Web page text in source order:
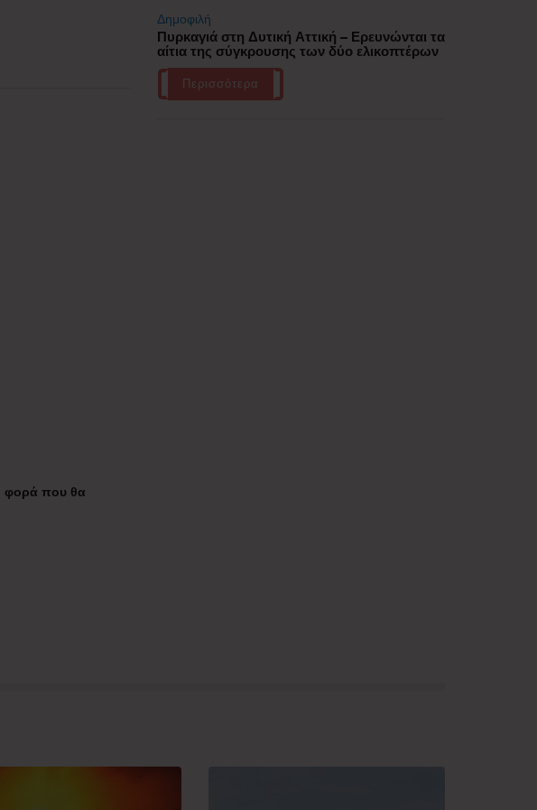
φορά που θα
Δημοφιλή
Πυρκαγιά στη Δυτική Αττική – Ερευνώνται τα
αίτια της σύγκρουσης των δύο ελικοπτέρων
Περισσότερα